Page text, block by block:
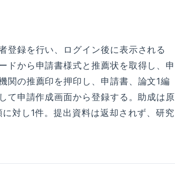
登録を行い、ログイン後に表示される
ドから申請書様式と推薦状を取得し、申
関の推薦印を押印し、申請書、論文1編
て申請作成画面から登録する。助成は原
対し1件。提出資料は返却されず、研究